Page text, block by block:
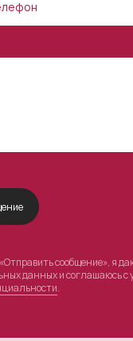
сообщение», я
данных и соглашаюсь с
.